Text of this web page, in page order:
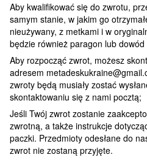
Aby kwalifikować się do zwrotu,
samym stanie, w jakim go
nieużywany, z metkami i w
będzie również paragon lub dowód
Aby rozpocząć zwrot, możesz
adresem
zwroty będą musiały zostać
skontaktowaniu się z nami pocztą;
Jeśli Twój zwrot zostanie
zwrotną, a także instrukcje
paczki. Przedmioty odesłane do
zwrot nie zostaną przyjęte.